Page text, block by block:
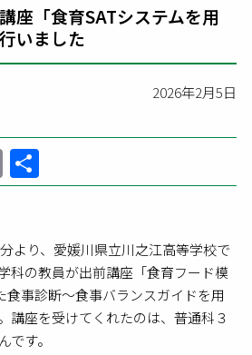
座「食育SATシステムを用
いました
2026年2月5日
Email
有
より、愛媛川県立川之江高等学校で
科の教員が出前講座「食育フード模
食事診断～食事バランスガイドを用
講座を受けてくれたのは、普通科３
です。